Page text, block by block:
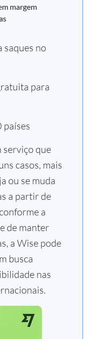
margem
saques no
para
países
serviço que
casos, mais
ou se muda
a partir de
a
de manter
a Wise pode
busca
nas